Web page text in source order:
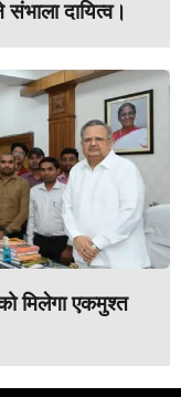
संभाला दायित्व।
मिलेगा एकमुश्त